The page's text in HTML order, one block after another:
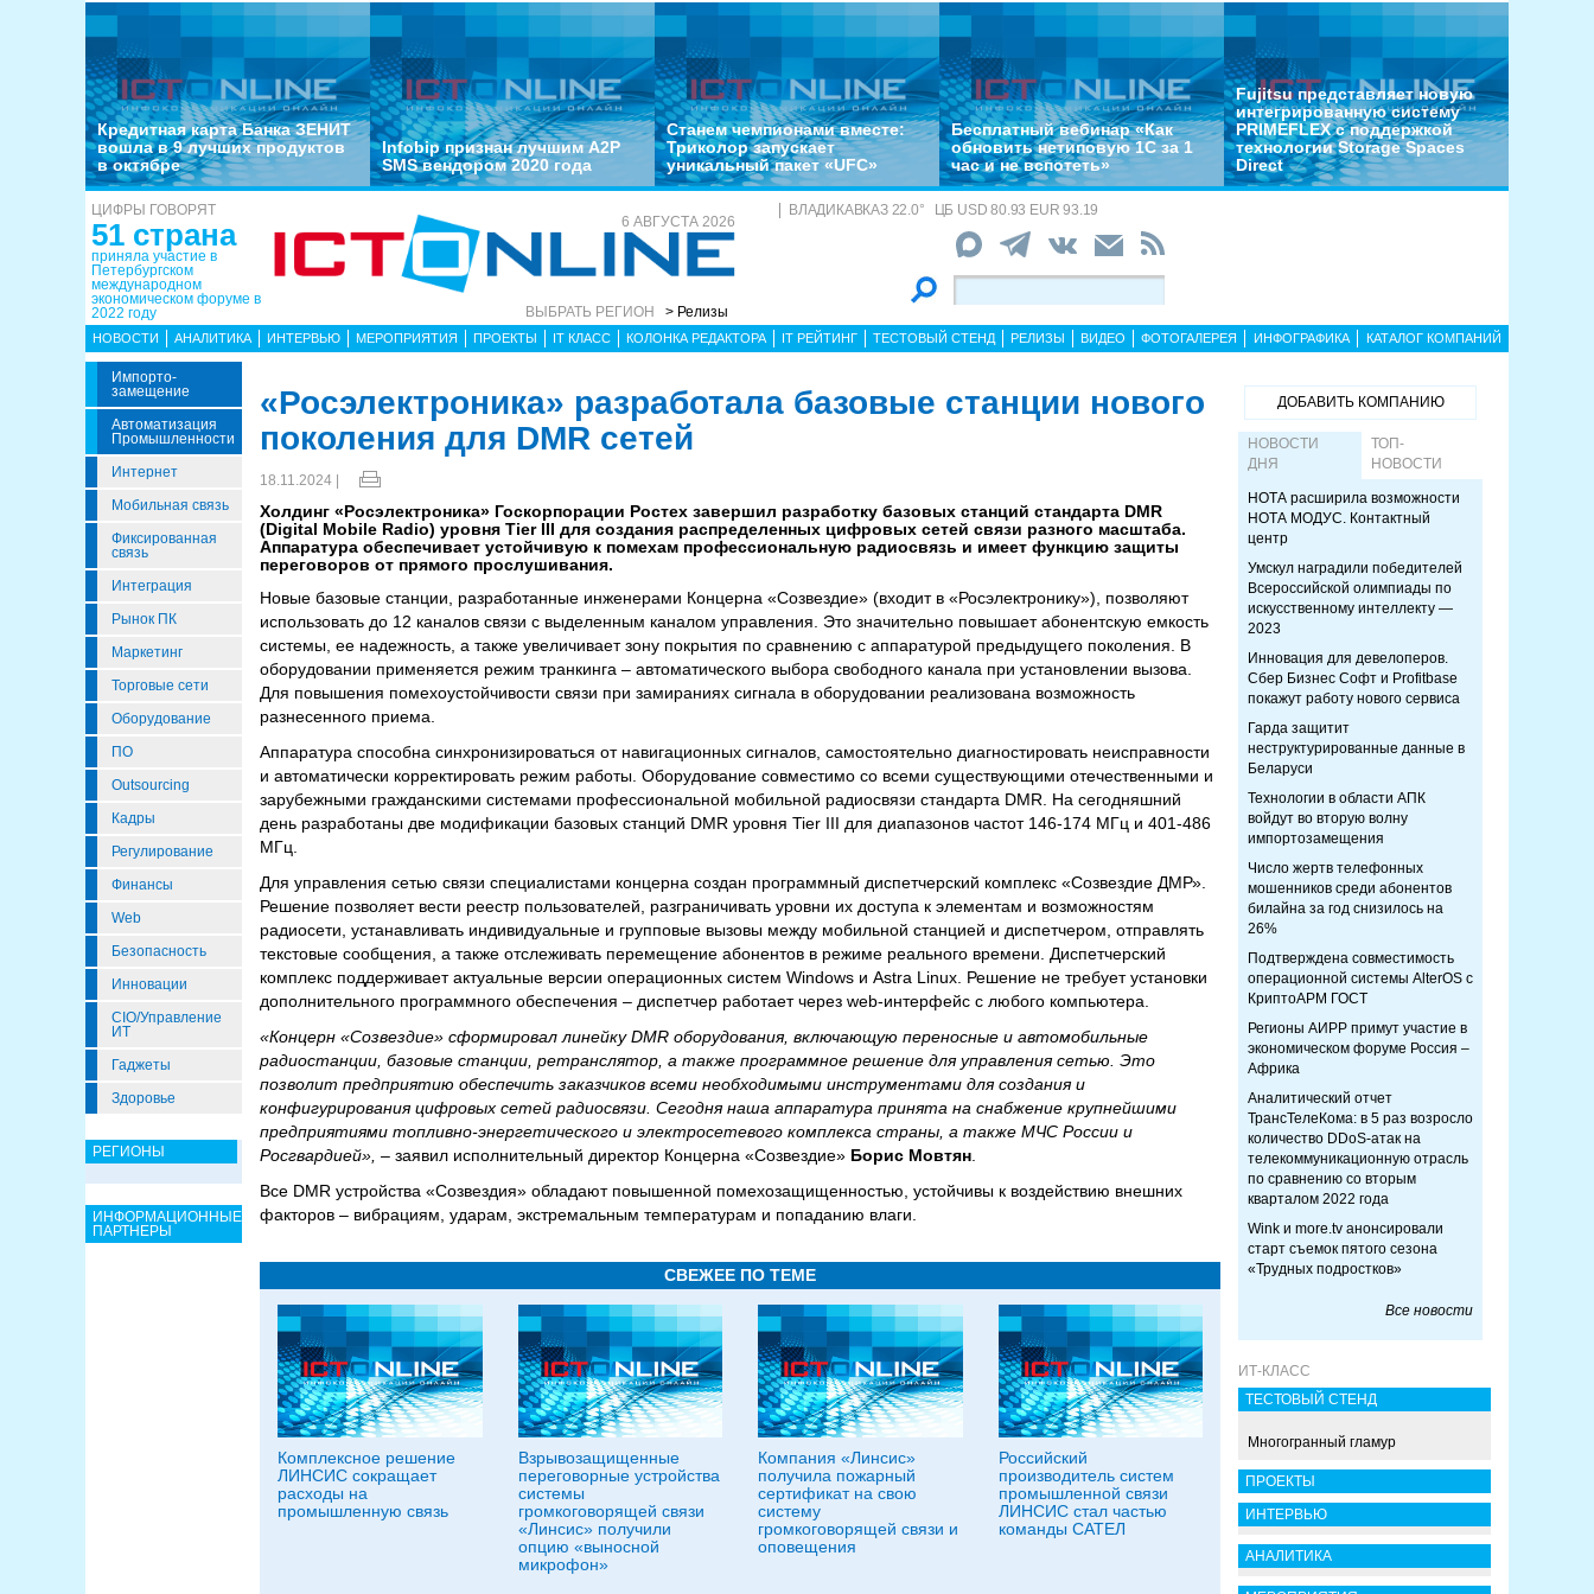
Кредитная карта Банка ЗЕНИТ
вошла в 9 лучших продуктов
в октябре
Infobip признан лучшим A2P
SMS вендором 2020 года
Станем чемпионами вместе:
Триколор запускает
уникальный пакет «UFC»
Бесплатный вебинар «Как
обновить нетиповую 1С за 1
час и не вспотеть»
Fujitsu представляет новую
интегрированную систему
PRIMEFLEX с поддержкой
технологии Storage Spaces
Direct
ЦИФРЫ ГОВОРЯТ
51 страна
приняла участие в
Петербургском
международном
экономическом форуме в
2022 году
6 АВГУСТА 2026
ВЫБРАТЬ РЕГИОН > Релизы
ВЛАДИКАВКАЗ 22.0° ЦБ USD 80.93 EUR 93.19
НОВОСТИ АНАЛИТИКА ИНТЕРВЬЮ МЕРОПРИЯТИЯ ПРОЕКТЫ IT КЛАСС КОЛОНКА РЕДАКТОРА IT РЕЙТИНГ ТЕСТОВЫЙ СТЕНД РЕЛИЗЫ ВИДЕО ФОТОГАЛЕРЕЯ ИНФОГРАФИКА КАТАЛОГ КОМПАНИЙ
Импорто­
Замещение
Автоматизация
Промышленности
Интернет
Мобильная связь
Фиксированная
связь
Интеграция
Рынок ПК
Маркетинг
Торговые сети
Оборудование
ПО
Outsourcing
Кадры
Регулирование
Финансы
Web
Безопасность
Инновации
CIO/Управление
ИТ
Гаджеты
Здоровье
РЕГИОНЫ
ИНФОРМАЦИОННЫЕ
ПАРТНЕРЫ
«Росэлектроника» разработала базовые станции нового
поколения для DMR сетей
18.11.2024 |
Холдинг «Росэлектроника» Госкорпорации Ростех завершил разработку базовых станций стандарта DMR
(Digital Mobile Radio) уровня Tier III для создания распределенных цифровых сетей связи разного масштаба.
Аппаратура обеспечивает устойчивую к помехам профессиональную радиосвязь и имеет функцию защиты
переговоров от прямого прослушивания.
Новые базовые станции, разработанные инженерами Концерна «Созвездие» (входит в «Росэлектронику»), позволяют
использовать до 12 каналов связи с выделенным каналом управления. Это значительно повышает абонентскую емкость
системы, ее надежность, а также увеличивает зону покрытия по сравнению с аппаратурой предыдущего поколения. В
оборудовании применяется режим транкинга – автоматического выбора свободного канала при установлении вызова.
Для повышения помехоустойчивости связи при замираниях сигнала в оборудовании реализована возможность
разнесенного приема.
Аппаратура способна синхронизироваться от навигационных сигналов, самостоятельно диагностировать неисправности
и автоматически корректировать режим работы. Оборудование совместимо со всеми существующими отечественными и
зарубежными гражданскими системами профессиональной мобильной радиосвязи стандарта DMR. На сегодняшний
день разработаны две модификации базовых станций DMR уровня Tier III для диапазонов частот 146-174 МГц и 401-486
МГц.
Для управления сетью связи специалистами концерна создан программный диспетчерский комплекс «Созвездие ДМР».
Решение позволяет вести реестр пользователей, разграничивать уровни их доступа к элементам и возможностям
радиосети, устанавливать индивидуальные и групповые вызовы между мобильной станцией и диспетчером, отправлять
текстовые сообщения, а также отслеживать перемещение абонентов в режиме реального времени. Диспетчерский
комплекс поддерживает актуальные версии операционных систем Windows и Astra Linux. Решение не требует установки
дополнительного программного обеспечения – диспетчер работает через web-интерфейс с любого компьютера.
«Концерн «Созвездие» сформировал линейку DMR оборудования, включающую переносные и автомобильные
радиостанции, базовые станции, ретранслятор, а также программное решение для управления сетью. Это
позволит предприятию обеспечить заказчиков всеми необходимыми инструментами для создания и
конфигурирования цифровых сетей радиосвязи. Сегодня наша аппаратура принята на снабжение крупнейшими
предприятиями топливно-энергетического и электросетевого комплекса страны, а также МЧС России и
Росгвардией», – заявил исполнительный директор Концерна «Созвездие» Борис Мовтян
Все DMR устройства «Созвездия» обладают повышенной помехозащищенностью, устойчивы к воздействию внешних
факторов – вибрациям, ударам, экстремальным температурам и попаданию влаги.
СВЕЖЕЕ ПО ТЕМЕ
Комплексное решение
ЛИНСИС сокращает
расходы на
промышленную связь
Взрывозащищенные
переговорные устройства
системы
громкоговорящей связи
«Линсис» получили
опцию «выносной
микрофон»
Компания «Линсис»
получила пожарный
сертификат на свою
систему
громкоговорящей связи и
оповещения
Российский
производитель систем
промышленной связи
ЛИНСИС стал частью
команды САТЕЛ
ДОБАВИТЬ КОМПАНИЮ
НОВОСТИ
ДНЯ
ТОП-
НОВОСТИ
НОТА расширила возможности
НОТА МОДУС. Контактный
центр
Умскул наградили победителей
Всероссийской олимпиады по
искусственному интеллекту —
2023
Инновация для девелоперов.
Сбер Бизнес Софт и Profitbase
покажут работу нового сервиса
Гарда защитит
неструктурированные данные в
Беларуси
Технологии в области АПК
войдут во вторую волну
импортозамещения
Число жертв телефонных
мошенников среди абонентов
билайна за год снизилось на
26%
Подтверждена совместимость
операционной системы AlterOS с
КриптоАРМ ГОСТ
Регионы АИРР примут участие в
экономическом форуме Россия –
Африка
Аналитический отчет
ТрансТелеКома: в 5 раз возросло
количество DDoS-атак на
телекоммуникационную отрасль
по сравнению со вторым
кварталом 2022 года
Wink и more.tv анонсировали
старт съемок пятого сезона
«Трудных подростков»
Все новости
ИТ-КЛАСС
ТЕСТОВЫЙ СТЕНД
Многогранный гламур
ПРОЕКТЫ
ИНТЕРВЬЮ
АНАЛИТИКА